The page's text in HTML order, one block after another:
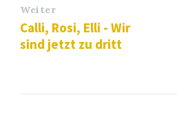
Weiter
Calli, Rosi, Elli - Wir
sind jetzt zu dritt